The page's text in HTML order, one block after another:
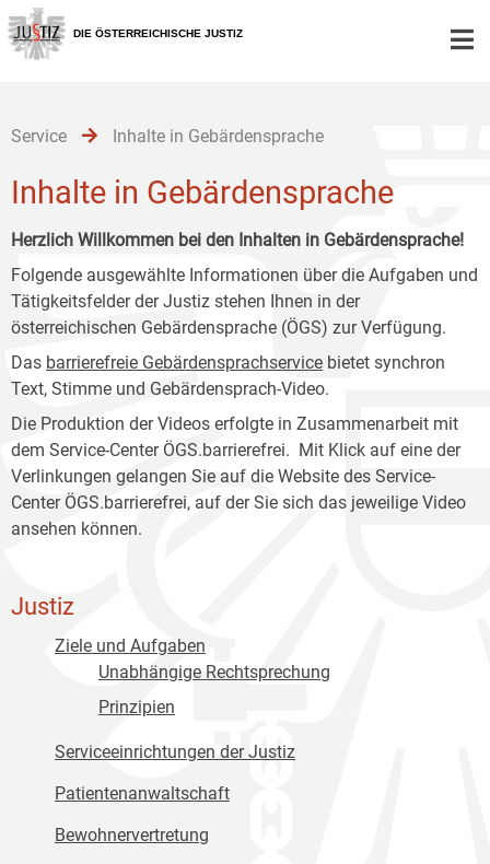
Zur
Hauptnavigation
[1]
Zum
Inhalt
[2]
Zum
Untermenü
[3]
DIE ÖSTERREICHISCHE JUSTIZ
Service Inhalte in Gebärdensprache
Inhalte in Gebärdensprache
Herzlich Willkommen bei den Inhalten in Gebärdensprache!
Folgende ausgewählte Informationen über die Aufgaben und
Tätigkeitsfelder der Justiz stehen Ihnen in der
österreichischen Gebärdensprache (ÖGS) zur Verfügung.
Das barrierefreie Gebärdensprachservice bietet synchron
Text, Stimme und Gebärdensprach-Video.
Die Produktion der Videos erfolgte in Zusammenarbeit mit
dem Service-Center ÖGS.barrierefrei. Mit Klick auf eine der
Verlinkungen gelangen Sie auf die Website des Service-
Center ÖGS.barrierefrei, auf der Sie sich das jeweilige Video
ansehen können.
Justiz
Ziele und Aufgaben
Unabhängige Rechtsprechung
Prinzipien
Serviceeinrichtungen der Justiz
Patientenanwaltschaft
Bewohnervertretung